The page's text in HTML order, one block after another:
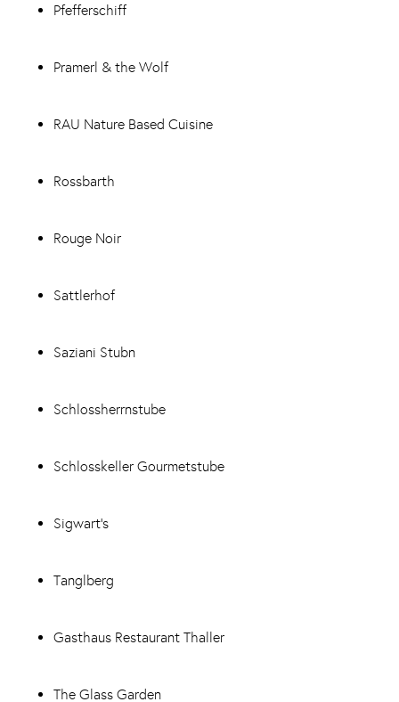
Pfefferschiff
Pramerl & the Wolf
RAU Nature Based Cuisine
Rossbarth
Rouge Noir
Sattlerhof
Saziani Stubn
Schlossherrnstube
Schlosskeller Gourmetstube
Sigwart‘s
Tanglberg
Gasthaus Restaurant Thaller
The Glass Garden